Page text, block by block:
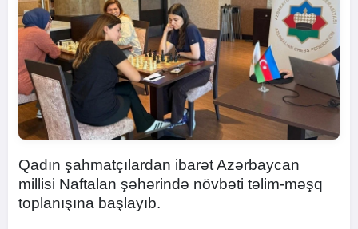
Qadın şahmatçılardan ibarət Azərbaycan
millisi Naftalan şəhərində növbəti təlim-məşq
toplanışına başlayıb.